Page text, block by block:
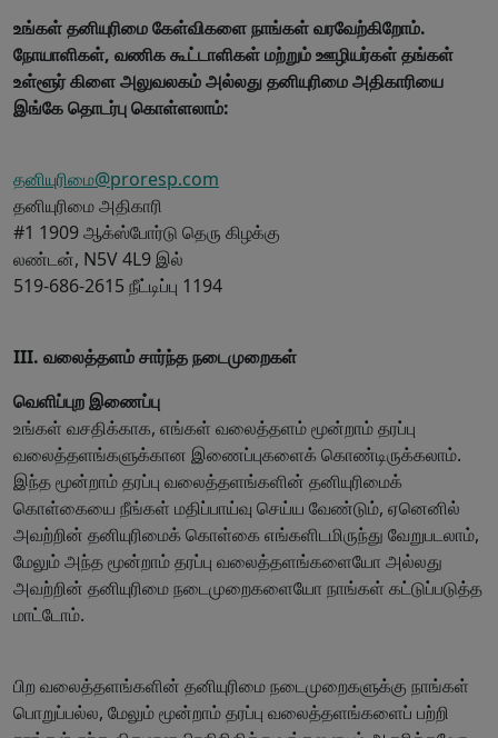
உங்கள் தனியுரிமை கேள்விகளை நாங்கள் வரவேற்கிறோம்.
நோயாளிகள், வணிக கூட்டாளிகள் மற்றும் ஊழியர்கள் தங்கள்
உள்ளூர் கிளை அலுவலகம் அல்லது தனியுரிமை அதிகாரியை
இங்கே தொடர்பு கொள்ளலாம்:
தனியுரிமை@proresp.com
தனியுரிமை அதிகாரி
#1 1909 ஆக்ஸ்போர்டு தெரு கிழக்கு
லண்டன், N5V 4L9 இல்
519-686-2615 நீட்டிப்பு 1194
III. வலைத்தளம் சார்ந்த நடைமுறைகள்
வெளிப்புற இணைப்பு
உங்கள் வசதிக்காக, எங்கள் வலைத்தளம் மூன்றாம் தரப்பு
வலைத்தளங்களுக்கான இணைப்புகளைக் கொண்டிருக்கலாம்.
இந்த மூன்றாம் தரப்பு வலைத்தளங்களின் தனியுரிமைக்
கொள்கையை நீங்கள் மதிப்பாய்வு செய்ய வேண்டும், ஏனெனில்
அவற்றின் தனியுரிமைக் கொள்கை எங்களிடமிருந்து வேறுபடலாம்,
மேலும் அந்த மூன்றாம் தரப்பு வலைத்தளங்களையோ அல்லது
அவற்றின் தனியுரிமை நடைமுறைகளையோ நாங்கள் கட்டுப்படுத்த
மாட்டோம்.
பிற வலைத்தளங்களின் தனியுரிமை நடைமுறைகளுக்கு நாங்கள்
பொறுப்பல்ல, மேலும் மூன்றாம் தரப்பு வலைத்தளங்களைப் பற்றி